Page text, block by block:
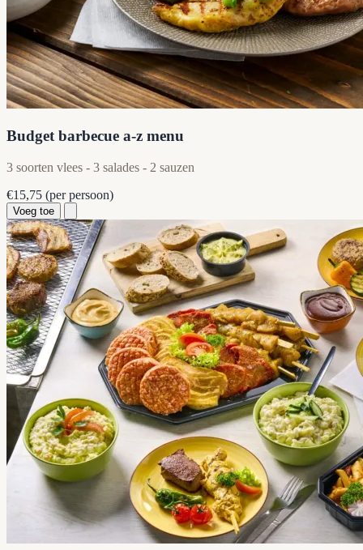
Budget barbecue a-z menu
3 soorten vlees - 3 salades - 2 sauzen
€15,75 (per persoon)
Voeg toe